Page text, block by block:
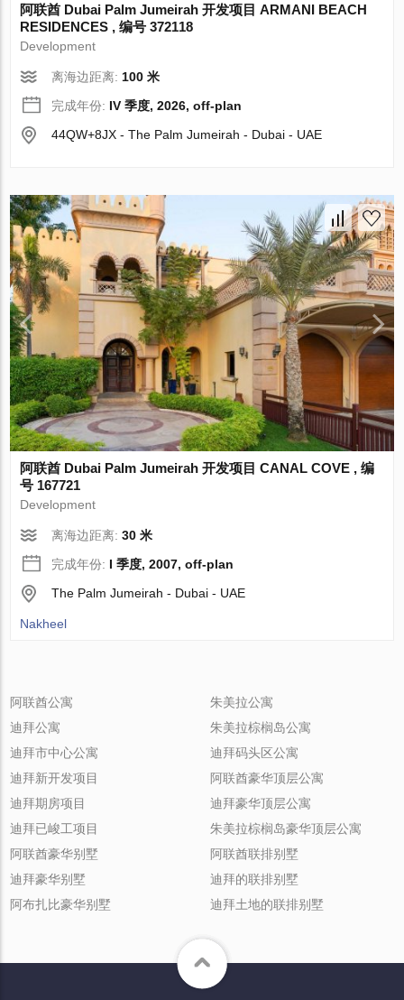
阿联酋 Dubai Palm Jumeirah 开发项目 ARMANI BEACH
RESIDENCES , 编号 372118
Development
离海边距离: 100 米
完成年份: IV 季度, 2026, off-plan
44QW+8JX - The Palm Jumeirah - Dubai - UAE
阿联酋 Dubai Palm Jumeirah 开发项目 CANAL COVE , 编
号 167721
Development
离海边距离:30 米
完成年份: I 季度, 2007, off-plan
The Palm Jumeirah - Dubai - UAE
Nakheel
阿联酋公寓
迪拜公寓
迪拜市中心公寓
朱美拉公寓
朱美拉棕榈岛公寓
迪拜码头区公寓
迪拜新开发项目
迪拜期房项目
迪拜已峻工项目
阿联酋豪华顶层公寓
迪拜豪华顶层公寓
朱美拉棕榈岛豪华顶层公寓
阿联酋豪华别墅
迪拜豪华别墅
阿布扎比豪华别墅
阿联酋联排别墅
迪拜的联排别墅
迪拜土地的联排别墅